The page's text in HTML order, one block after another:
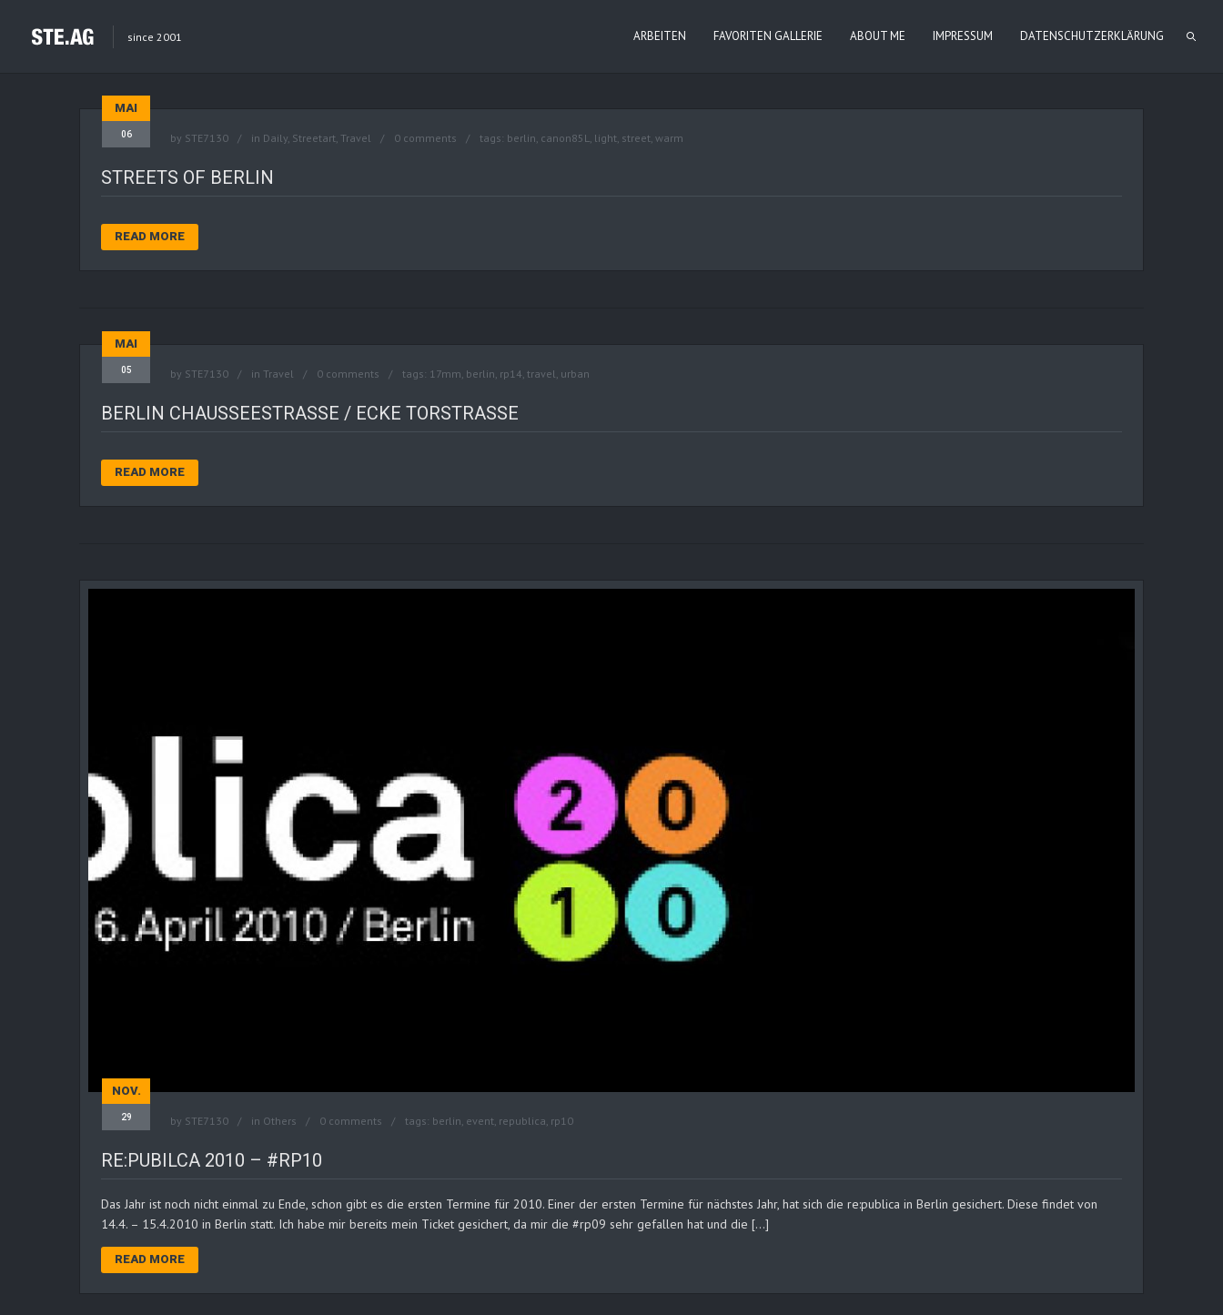
since 2001 ARBEITEN FAVORITEN GALLERIE ABOUT ME IMPRESSUM DATENSCHUTZERKLÄRUNG
MAI
06 by STE7130 in Daily, Streetart, Travel 0 comments tags: berlin, canon85L, light, street, warm
STREETS OF BERLIN
READ MORE
MAI
05 by STE7130 in Travel 0 comments tags: 17mm, berlin, rp14, travel, urban
BERLIN CHAUSSEESTRASSE / ECKE TORSTRASSE
READ MORE
NOV.
29 by STE7130 in Others 0 comments tags: berlin, event, republica, rp10
RE:PUBILCA 2010 – #RP10
Das Jahr ist noch nicht einmal zu Ende, schon gibt es die ersten Termine für 2010. Einer der ersten Termine für nächstes Jahr, hat sich die re:publica in Berlin gesichert. Diese findet von
14.4. – 15.4.2010 in Berlin statt. Ich habe mir bereits mein Ticket gesichert, da mir die #rp09 sehr gefallen hat und die […]
READ MORE